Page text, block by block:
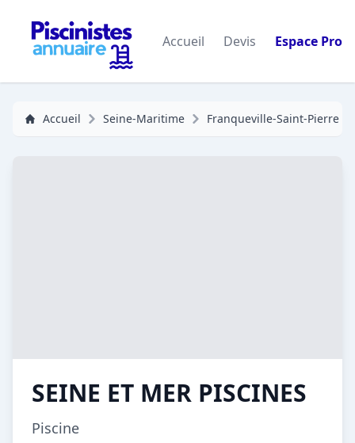
Accueil Devis Espace Pro
Accueil Seine-Maritime Franqueville-Saint-Pierre
SEINE ET MER PISCINES
Piscine